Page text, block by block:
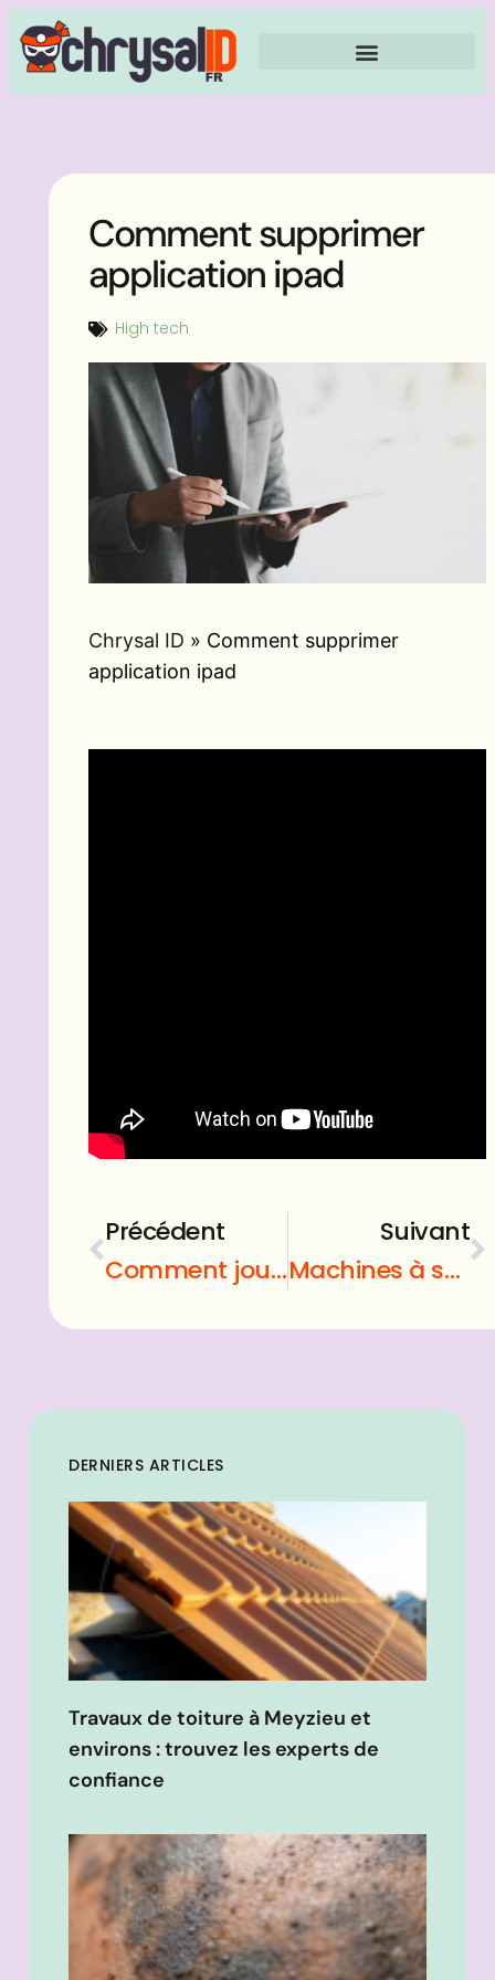
Comment supprimer
application ipad
High tech
Chrysal ID » Comment supprimer
application ipad
Précédent
Comment jouer a gta 5 en ligne
Suivant
Machines à sous : la première évolution
DERNIERS ARTICLES
Travaux de toiture à Meyzieu et
environs : trouvez les experts de
confiance